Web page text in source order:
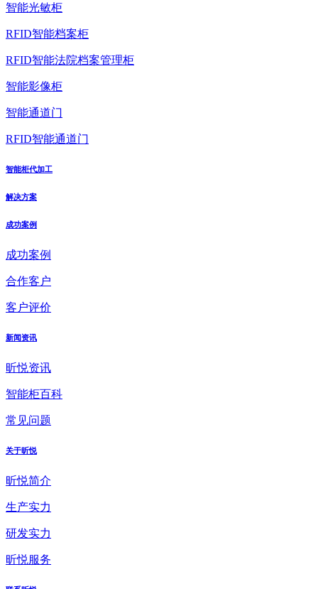
智能光敏柜
RFID智能档案柜
RFID智能法院档案管理柜
智能影像柜
智能通道门
RFID智能通道门
智能柜代加工
解决方案
成功案例
成功案例
合作客户
客户评价
新闻资讯
昕悦资讯
智能柜百科
常见问题
关于昕悦
昕悦简介
生产实力
研发实力
昕悦服务